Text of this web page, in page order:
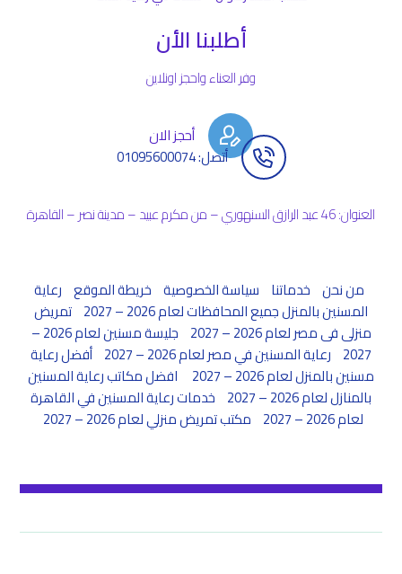
أطلبنا الأن
وفر العناء واحجز اونلاين
أحجز الان
أتصل: 01095600074
العنوان: 46 عبد الرازق السنهوري – من مكرم عبيد – مدينة نصر – القاهرة
من نحن خدماتنا سياسة الخصوصية خريطة الموقع رعاية
المسنين بالمنزل جميع المحافظات لعام 2026 – 2027
تمريض
منزلى فى مصر لعام 2026 – 2027
جليسة مسنين لعام 2026 –
2027 رعاية المسنين في مصر لعام 2026 – 2027
أفضل رعاية
مسنين بالمنزل لعام 2026 – 2027
افضل مكاتب رعاية المسنين
بالمنازل لعام 2026 – 2027
خدمات رعاية المسنين في القاهرة
لعام 2026 – 2027
مكتب تمريض منزلي لعام 2026 – 2027